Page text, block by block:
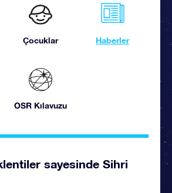
Çocuklar Haberler
OSR Kılavuzu
sayesinde Sihri